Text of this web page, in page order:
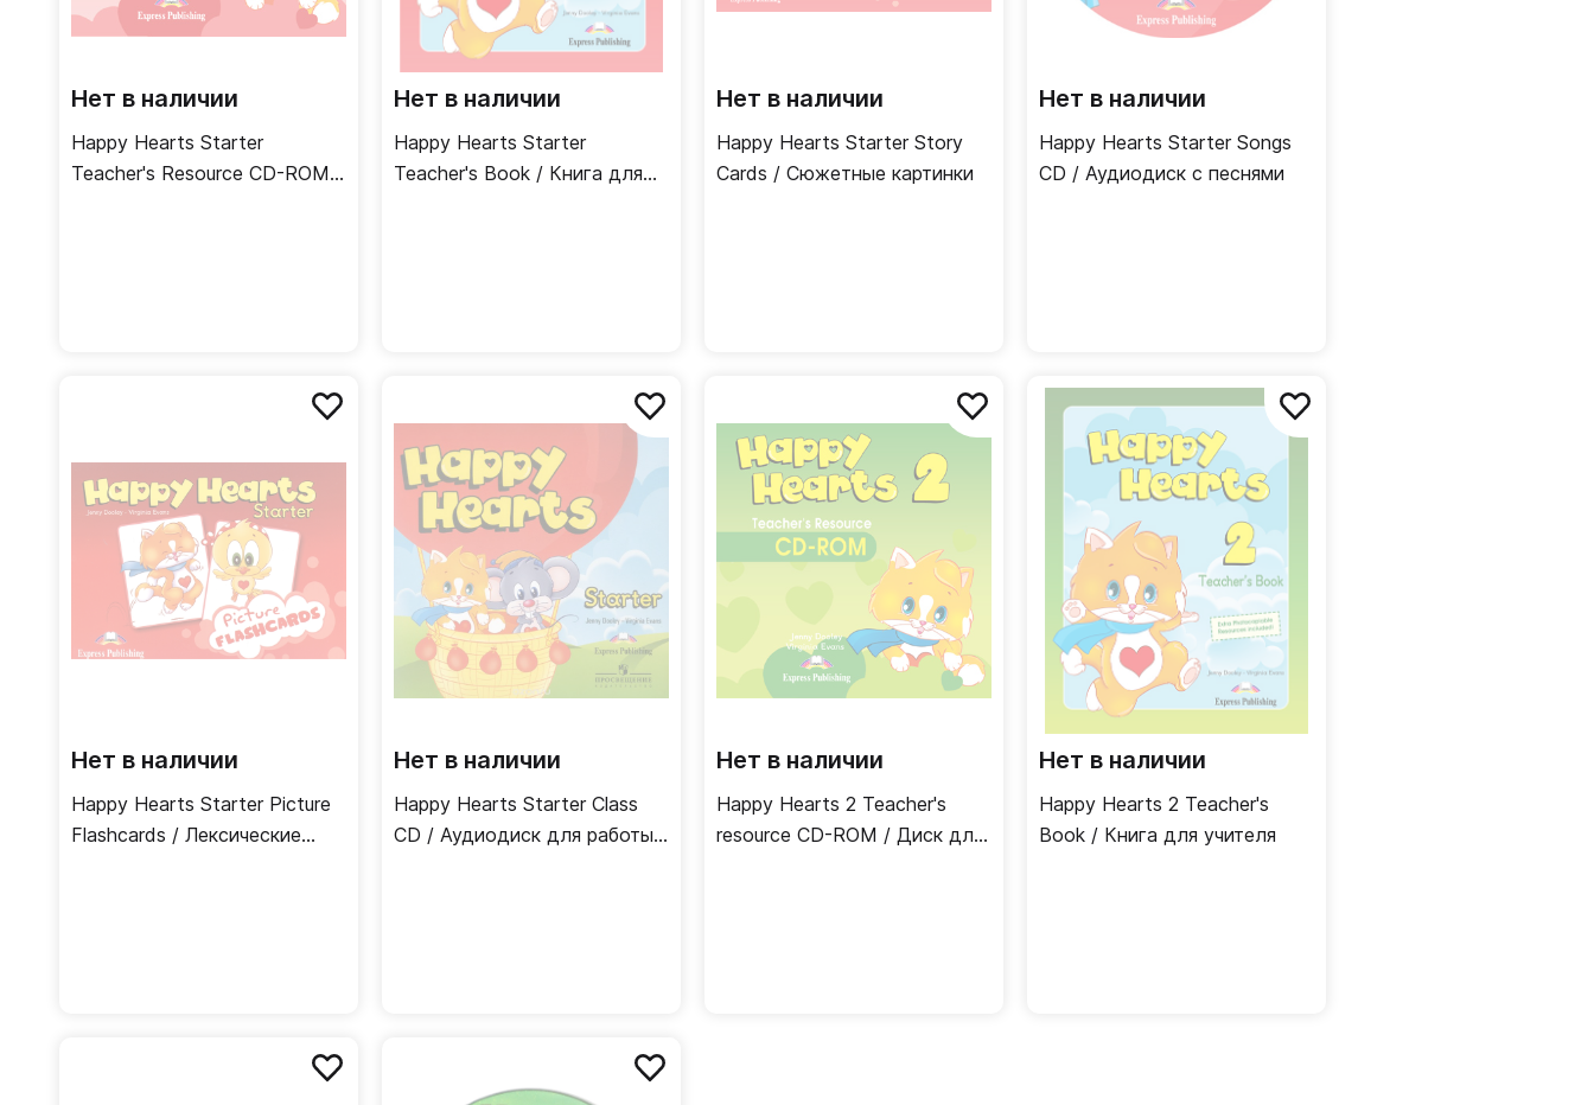
Нет в наличии
Happy Hearts Starter
Teacher's Resource CD-ROM /
Нет в наличии
Happy Hearts Starter
Teacher's Book / Книга для
Нет в наличии
Happy Hearts Starter Story
Cards / Cюжетные картинки
Нет в наличии
Happy Hearts Starter Songs
CD / Аудиодиск с песнями
Нет в наличии
Happy Hearts Starter Picture
Flashcards / Лексические
Нет в наличии
Happy Hearts Starter Class
CD / Аудиодиск для работы
Нет в наличии
Happy Hearts 2 Teacher's
resource CD-ROM / Диск для
Нет в наличии
Happy Hearts 2 Teacher's
Book / Книга для учителя